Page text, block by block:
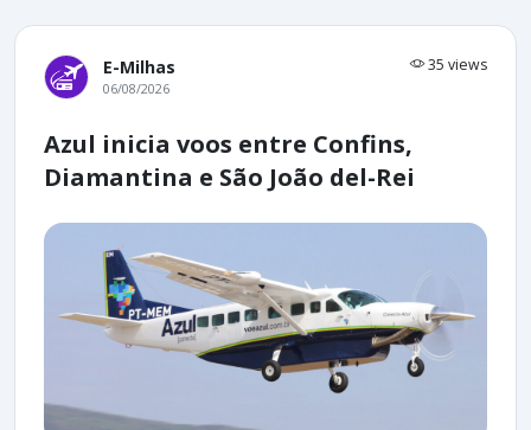
E-Milhas 35 views
06/08/2026
Azul inicia voos entre Confins,
Diamantina e São João del-Rei